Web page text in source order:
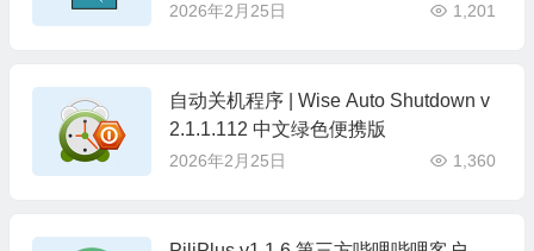
2026年2月25日 1,201
自动关机程序 | Wise Auto Shutdown v
2.1.1.112 中文绿色便携版
2026年2月25日 1,360